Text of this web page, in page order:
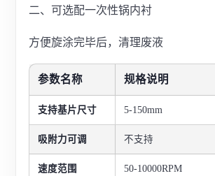
二、可选配一次性锅内衬
方便旋涂完毕后，清理废液
参数名称 规格说明
支持基片尺寸 5-150mm
吸附力可调 不支持
速度范围 50-10000RPM